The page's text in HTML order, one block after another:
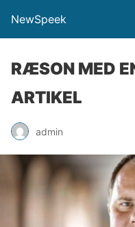
NewSpeek
RÆSON MED
ARTIKEL
admin